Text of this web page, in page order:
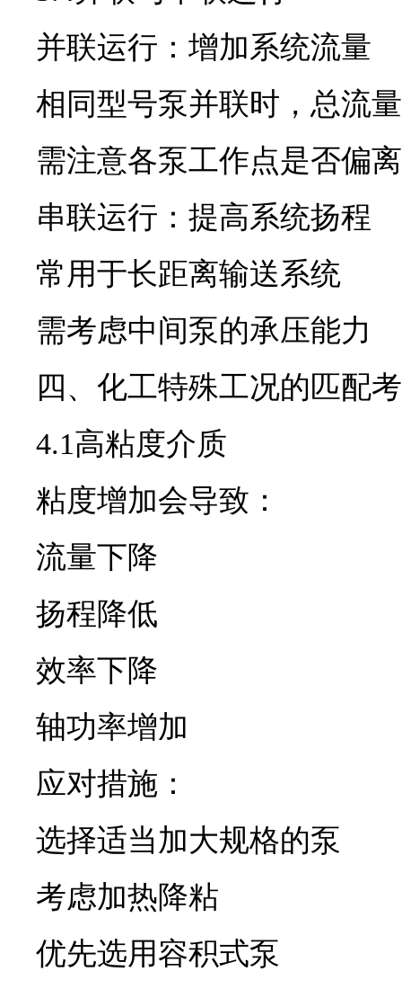
并联运行：增加系统流量
相同型号泵并联时，总流
需注意各泵工作点是否偏
串联运行：提高系统扬程
常用于长距离输送系统
需考虑中间泵的承压能力
四、化工特殊工况的匹配
4.1高粘度介质
粘度增加会导致：
流量下降
扬程降低
效率下降
轴功率增加
应对措施：
选择适当加大规格的泵
考虑加热降粘
优先选用容积式泵